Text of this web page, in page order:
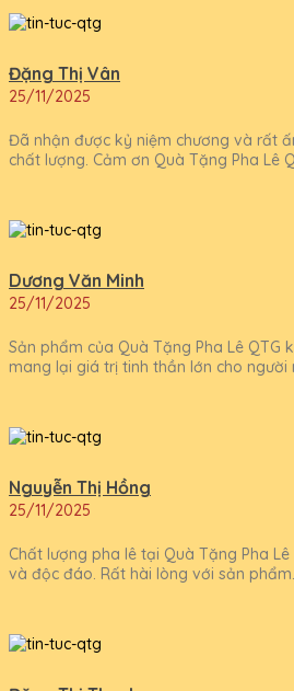
Đặng Thị Vân
25/11/2025
Đã nhận được kỷ niệm chương và rất
chất lượng. Cảm ơn Quà Tặng Pha Lê
Dương Văn Minh
25/11/2025
Sản phẩm của Quà Tặng Pha Lê QTG
mang lại giá trị tinh thần lớn cho người
Nguyễn Thị Hồng
25/11/2025
Chất lượng pha lê tại Quà Tặng Pha
và độc đáo. Rất hài lòng với sản phẩm.